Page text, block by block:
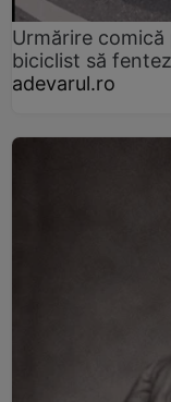
Urmărire comică
biciclist să
adevarul.ro